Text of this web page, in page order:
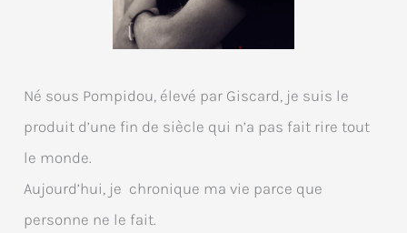
Né sous Pompidou, élevé par Giscard, je suis le
produit d’une fin de siècle qui n’a pas fait rire tout
le monde.
Aujourd’hui, je chronique ma vie parce que
personne ne le fait.